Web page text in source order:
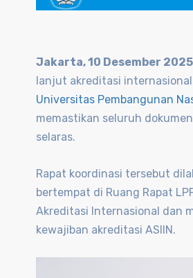
Jakarta, 10 Desember 2025
lanjut akreditasi internasional
Universitas Pembangunan
memastikan seluruh
selaras.
Rapat koordinasi tersebut
bertempat di Ruang Rapat
Akreditasi Internasional dan
kewajiban akreditasi ASIIN.